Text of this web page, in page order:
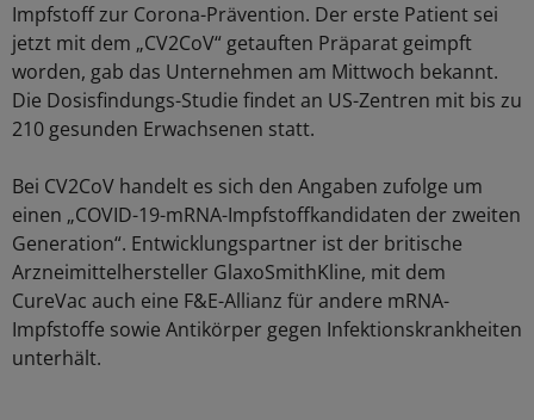
Impfstoff zur Corona-Prävention. Der erste Patient sei
jetzt mit dem „CV2CoV“ getauften Präparat geimpft
worden, gab das Unternehmen am Mittwoch bekannt.
Die Dosisfindungs-Studie findet an US-Zentren mit bis zu
210 gesunden Erwachsenen statt.
Bei CV2CoV handelt es sich den Angaben zufolge um
einen „COVID-19-mRNA-Impfstoffkandidaten der zweiten
Generation“. Entwicklungspartner ist der britische
Arzneimittelhersteller GlaxoSmithKline, mit dem
CureVac auch eine F&E-Allianz für andere mRNA-
Impfstoffe sowie Antikörper gegen Infektionskrankheiten
unterhält.